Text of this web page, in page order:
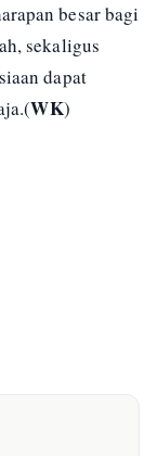
besar bagi
sekaligus
dapat
WK)